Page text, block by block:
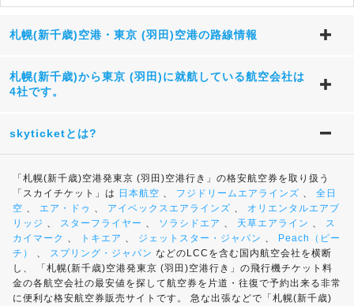
札幌(新千歳)空港・東京 (羽田)空港の路線情報
札幌(新千歳)から東京 (羽田)に就航している航空会社は
4社です。
skyticketとは?
「札幌(新千歳)空港発東京 (羽田)空港行き」の格安航空券を取り扱う
「スカイチケット」は 日本航空 、 フジドリームエアラインズ 、 全日
空 、 エア・ドゥ 、 アイベックスエアラインズ 、 オリエンタルエアブ
リッジ 、 スターフライヤー 、 ソラシドエア 、 天草エアライン 、 ス
カイマーク 、 トキエア 、 ジェットスター・ジャパン 、
Peach（ピー
チ）
、 スプリング・ジャパン などのLCCを含む国内航空会社を横断
し、 「札幌(新千歳)空港発東京 (羽田)空港行き」の飛行機チケット料
金の各航空会社の最安値を探して航空券を片道・往復で予約出来る非常
に便利な格安航空券販売サイトです。 急な出張などで「札幌(新千歳)